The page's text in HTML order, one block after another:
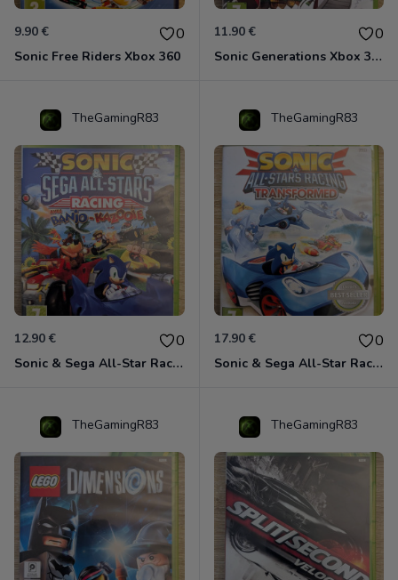
9.90 € 0
Sonic Free Riders Xbox 360
11.90 € 0
Sonic Generations Xbox 360
TheGamingR83
12.90 € 0
Sonic & Sega All-Star Racing avec Banjo-Kazooie Xbox 360
TheGamingR83
17.90 € 0
Sonic & Sega All-Star Racing - Transformed Xbox 360
TheGamingR83 TheGamingR83